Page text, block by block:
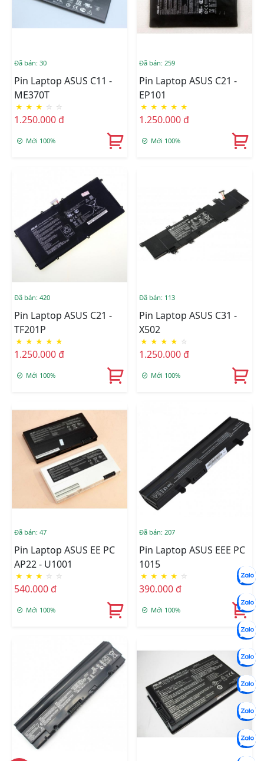
Đã bán: 30
Pin Laptop ASUS C11 -
ME370T
★ ★ ★ ☆ ☆
1.250.000 đ
Mới 100%
Đã bán: 259
Pin Laptop ASUS C21 -
EP101
★ ★ ★ ★ ★
1.250.000 đ
Mới 100%
Đã bán: 420
Pin Laptop ASUS C21 -
TF201P
★ ★ ★ ★ ★
1.250.000 đ
Mới 100%
Đã bán: 113
Pin Laptop ASUS C31 -
X502
★ ★ ★ ★ ☆
1.250.000 đ
Mới 100%
Đã bán: 47
Pin Laptop ASUS EE PC
AP22 - U1001
★ ★ ★ ☆ ☆
540.000 đ
Mới 100%
Đã bán: 207
Pin Laptop ASUS EEE PC
1015
★ ★ ★ ★ ☆
390.000 đ
Mới 100%